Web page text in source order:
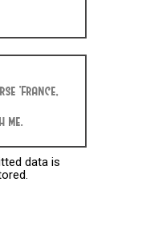
data is